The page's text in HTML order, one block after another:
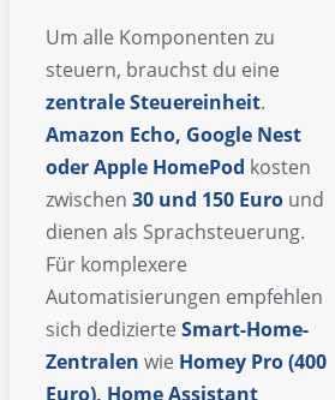
Um alle Komponenten zu
steuern, brauchst du eine
zentrale Steuereinheit.
Amazon Echo, Google Nest
oder Apple HomePod kosten
zwischen 30 und 150 Euro und
dienen als Sprachsteuerung.
Für komplexere
Automatisierungen empfehlen
sich dedizierte Smart-Home-
Zentralen wie Homey Pro (400
Euro), Home Assistant